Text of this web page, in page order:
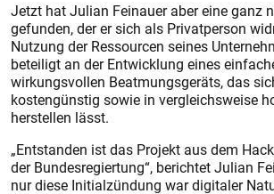
Jetzt hat Julian Feinauer aber eine ganz
gefunden, der er sich als Privatperson
Nutzung der Ressourcen seines
beteiligt an der Entwicklung eines
wirkungsvollen Beatmungsgeräts, das
kostengünstig sowie in vergleichsweise
herstellen lässt.
„Entstanden ist das Projekt aus dem
der Bundesregiertung“, berichtet Julian
nur diese Initialzündung war digitaler